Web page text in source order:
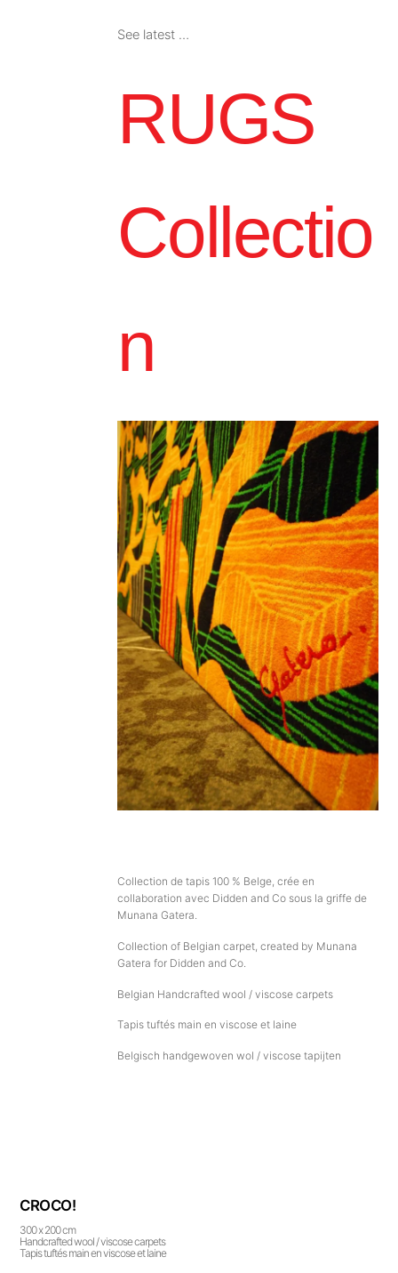
See latest …
RUGS
Collectio
n
Collection de tapis 100 % Belge, crée en
collaboration avec Didden and Co sous la griffe de
Munana Gatera.
Collection of Belgian carpet, created by Munana
Gatera for Didden and Co.
Belgian Handcrafted wool / viscose carpets
Tapis tuftés main en viscose et laine
Belgisch handgewoven wol / viscose tapijten
CROCO!
300 x 200 cm
Handcrafted wool / viscose carpets
Tapis tuftés main en viscose et laine